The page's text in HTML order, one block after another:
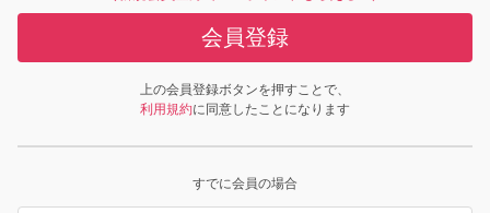
会員登録
上の会員登録ボタンを押すことで、
利用規約に同意したことになります
すでに会員の場合